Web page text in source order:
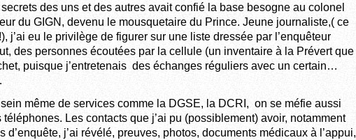
des uns et des autres avait confié la base besogne au colonel
du GIGN, devenu le mousquetaire du Prince. Jeune journaliste,( ce
j’ai eu le privilège de figurer sur une liste dressée par l’enquêteur
des personnes écoutées par la cellule (un inventaire à la Prévert que
puisque j’entretenais des échanges réguliers avec un certain…
même de services comme la DGSE, la DCRI, on se méfie aussi
Les contacts que j’ai pu (possiblement) avoir, notamment
d’enquête, j’ai révélé, preuves, photos, documents médicaux à l’appui,